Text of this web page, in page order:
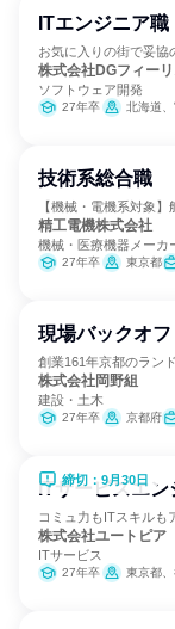
ITエンジニア職
お気に入りの街で妥協
株式会社DGフィーリ
ソフトウェア開発
27年卒 北海道、宮城
技術系総合職
【機械・電機系対象
精工電機株式会社
機械・医療機器メーカ
27年卒 東京都
現場バックオ
創業161年京都のラン
株式会社岡野組
建設・土木
27年卒 京都府
締切：9月30日
ITサービスエ
コミュ力もITスキルも
株式会社ユートピア
ITサービス
27年卒 東京都